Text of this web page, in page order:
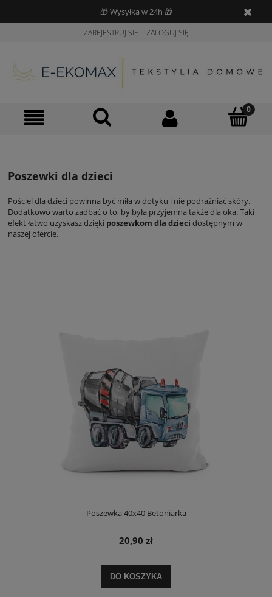
🎁 Wysyłka w 24h 🎁
ZAREJESTRUJ SIĘ ZALOGUJ SIĘ
Poszewki dla dzieci
Pościel dla dzieci powinna być miła w dotyku i nie podrażniać skóry.
Dodatkowo warto zadbać o to, by była przyjemna także dla oka. Taki
efekt łatwo uzyskasz dzięki poszewkom dla dzieci dostępnym w
naszej ofercie.
Poszewka 40x40 Betoniarka
20,90 zł
DO KOSZYKA